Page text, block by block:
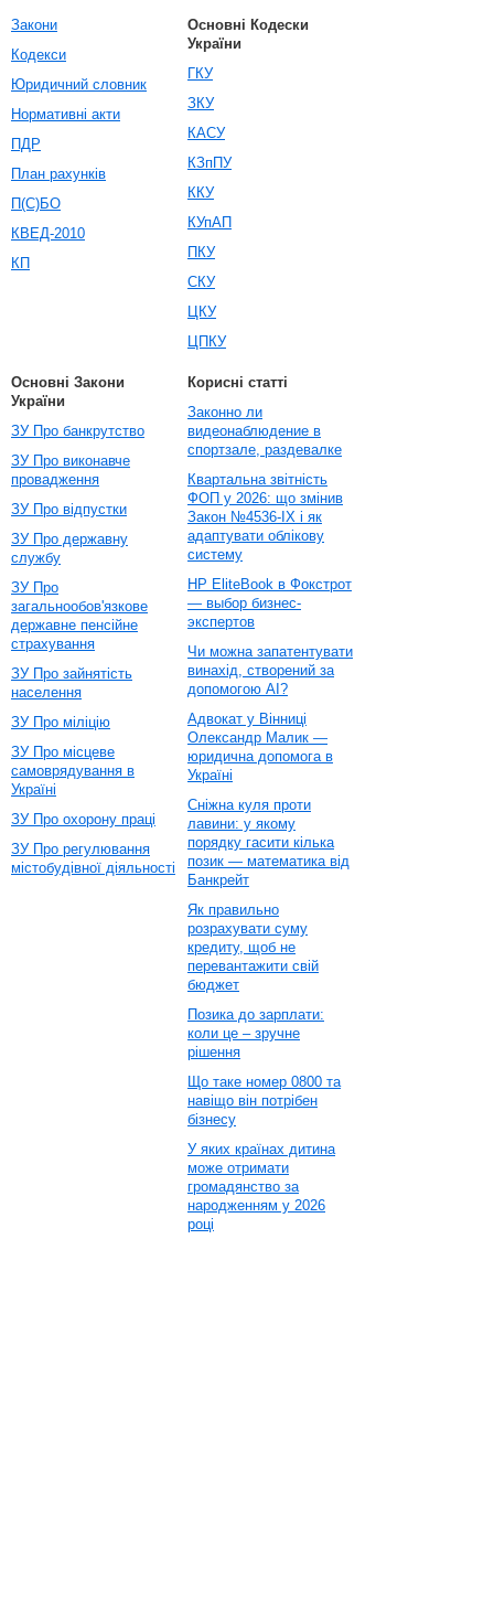
Закони
Кодекси
Юридичний словник
Нормативні акти
ПДР
План рахунків
П(С)БО
КВЕД-2010
КП
Основні Кодески
України
ГКУ
ЗКУ
КАСУ
КЗпПУ
ККУ
КУпАП
ПКУ
СКУ
ЦКУ
ЦПКУ
Основні Закони
України
ЗУ Про банкрутство
ЗУ Про виконавче
провадження
ЗУ Про відпустки
ЗУ Про державну
службу
ЗУ Про
загальнообов'язкове
державне пенсійне
страхування
ЗУ Про зайнятість
населення
ЗУ Про міліцію
ЗУ Про місцеве
самоврядування в
Україні
ЗУ Про охорону праці
ЗУ Про регулювання
містобудівної діяльності
Корисні статті
Законно ли
видеонаблюдение в
спортзале, раздевалке
Квартальна звітність
ФОП у 2026: що змінив
Закон №4536-IX і як
адаптувати облікову
систему
HP EliteBook в Фокстрот
— выбор бизнес-
экспертов
Чи можна запатентувати
винахід, створений за
допомогою AI?
Адвокат у Вінниці
Олександр Малик —
юридична допомога в
Україні
Сніжна куля проти
лавини: у якому
порядку гасити кілька
позик — математика від
Банкрейт
Як правильно
розрахувати суму
кредиту, щоб не
перевантажити свій
бюджет
Позика до зарплати:
коли це – зручне
рішення
Що таке номер 0800 та
навіщо він потрібен
бізнесу
У яких країнах дитина
може отримати
громадянство за
народженням у 2026
році